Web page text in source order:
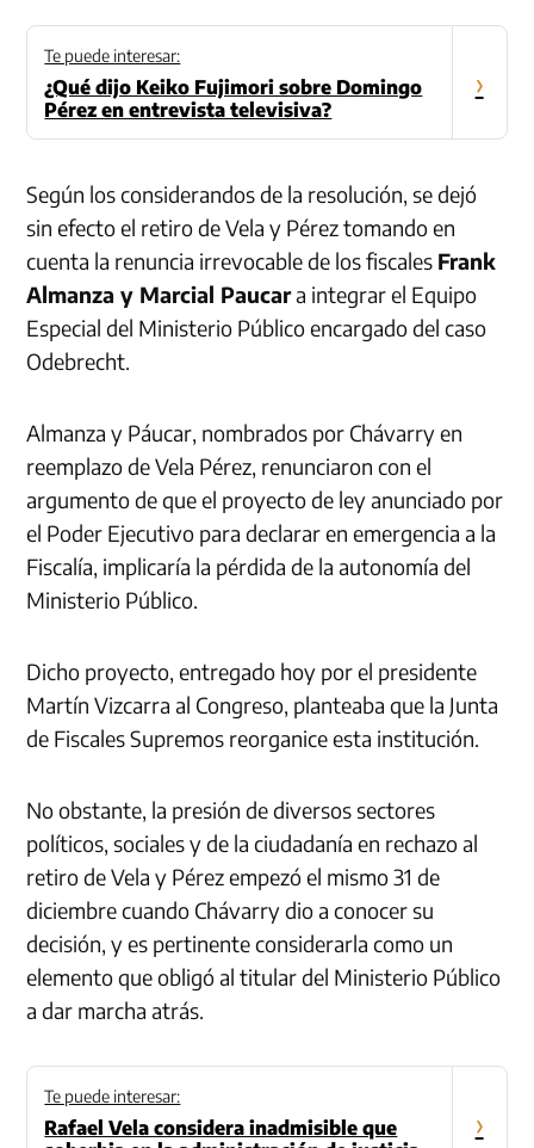
Te puede interesar:
¿Qué dijo Keiko Fujimori sobre Domingo
Pérez en entrevista televisiva?
›
Según los considerandos de la resolución, se dejó
sin efecto el retiro de Vela y Pérez tomando en
cuenta la renuncia irrevocable de los fiscales Frank
Almanza y Marcial Paucara integrar el Equipo
Especial del Ministerio Público encargado del caso
Odebrecht.
Almanza y Páucar, nombrados por Chávarry en
reemplazo de Vela Pérez, renunciaron con el
argumento de que el proyecto de ley anunciado por
el Poder Ejecutivo para declarar en emergencia a la
Fiscalía, implicaría la pérdida de la autonomía del
Ministerio Público.
Dicho proyecto, entregado hoy por el presidente
Martín Vizcarra al Congreso, planteaba que la Junta
de Fiscales Supremos reorganice esta institución.
No obstante, la presión de diversos sectores
políticos, sociales y de la ciudadanía en rechazo al
retiro de Vela y Pérez empezó el mismo 31 de
diciembre cuando Chávarry dio a conocer su
decisión, y es pertinente considerarla como un
elemento que obligó al titular del Ministerio Público
a dar marcha atrás.
Te puede interesar:
Rafael Vela considera inadmisible que
›